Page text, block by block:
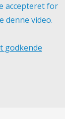
accepteret for
denne video.
godkende